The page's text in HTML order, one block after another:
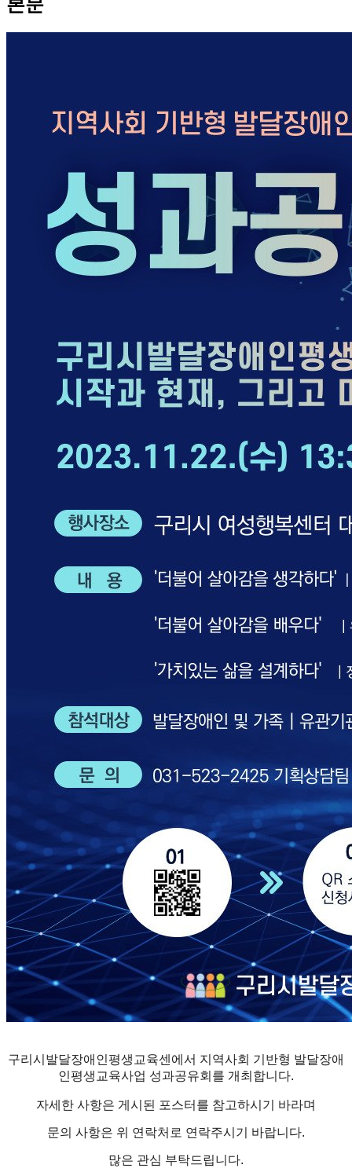
본문
구리시발달장애인평생교육센에서 지역사회 기반형 발달장애
인평생교육사업 성과공유회를 개최합니다.
자세한 사항은 게시된 포스터를 참고하시기 바라며
문의 사항은 위 연락처로 연락주시기 바랍니다.
많은 관심 부탁드립니다.